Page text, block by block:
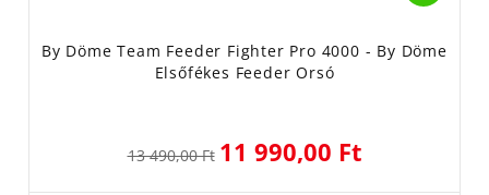
By Döme Team Feeder Fighter Pro 4000 - By Döme
Elsőfékes Feeder Orsó
13 490,00 Ft 11 990,00 Ft